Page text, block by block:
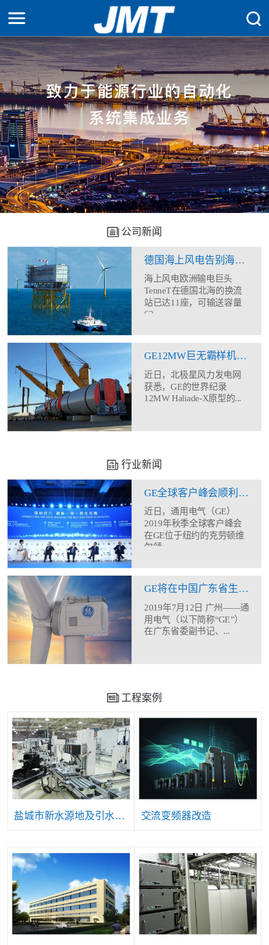
公司新闻
德国海上风电告别海上升压站？换流站“一石二鸟”看来不是痴人说梦
海上风电欧洲输电巨头
TenneT在德国北海的换流
站已达11座，可输送容量
62...
GE12MW巨无霸样机塔筒现身
近日，北极星风力发电网
获悉，GE的世界纪录
12MW Haliade-X原型的...
行业新闻
GE全球客户峰会顺利闭幕 助力合作伙伴全方位能力建设
近日，通用电气（GE）
2019年秋季全球客户峰会
在GE位于纽约的克劳顿维
尔领...
GE将在中国广东省生产制造12MW海上风机
2019年7月12日 广州——通
用电气（以下简称“GE”）
在广东省委副书记、...
工程案例
盐城市新水源地及引水工程自控仪表及安防等系统项目 交流变频器改造